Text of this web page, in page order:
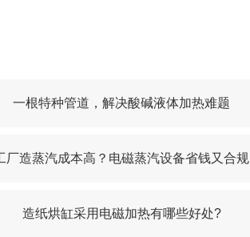
一根特种管道，解决酸碱液体加热难题
厂造蒸汽成本高？电磁蒸汽设备省钱又合规
造纸烘缸采用电磁加热有哪些好处?